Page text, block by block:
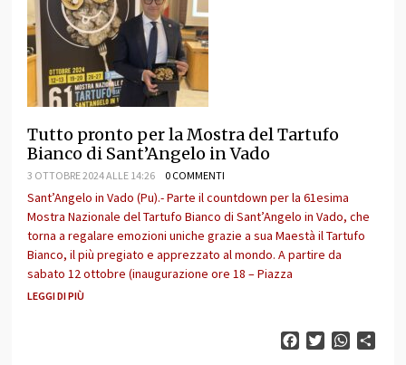
Tutto pronto per la Mostra del Tartufo
Bianco di Sant’Angelo in Vado
3 OTTOBRE 2024 ALLE 14:26 0 COMMENTI
Sant’Angelo in Vado (Pu).- Parte il countdown per la 61esima
Mostra Nazionale del Tartufo Bianco di Sant’Angelo in Vado, che
torna a regalare emozioni uniche grazie a sua Maestà il Tartufo
Bianco, il più pregiato e apprezzato al mondo. A partire da
sabato 12 ottobre (inaugurazione ore 18 – Piazza
LEGGI DI PIÙ
FacebookTwitter